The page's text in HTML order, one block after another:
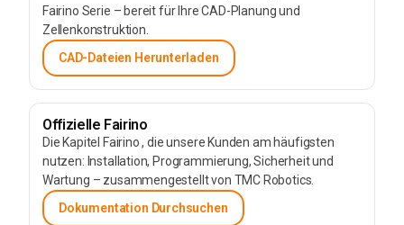
Fairino Serie – bereit für Ihre CAD-Planung und
Zellenkonstruktion.
CAD-Dateien Herunterladen
Offizielle Fairino
Die Kapitel Fairino , die unsere Kunden am häufigsten
nutzen: Installation, Programmierung, Sicherheit und
Wartung – zusammengestellt von TMC Robotics.
Dokumentation Durchsuchen